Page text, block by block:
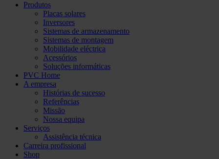
Produtos
Placas solares
Inversores
Sistemas de armazenamento
Sistemas de montagem
Mobilidade eléctrica
Acessórios
Soluções informáticas
PVC Home
A empresa
Histórias de sucesso
Referências
Missão
Nossa equipa
Serviços
Assistência técnica
Carreira profissional
Shop